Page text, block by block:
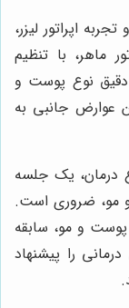
اپراتور لیزر،
ماهر، با تنظیم
نوع پوست و
عوارض جانبی به
درمان، یک جلسه
ضروری است.
و مو، سابقه
را پیشنهاد